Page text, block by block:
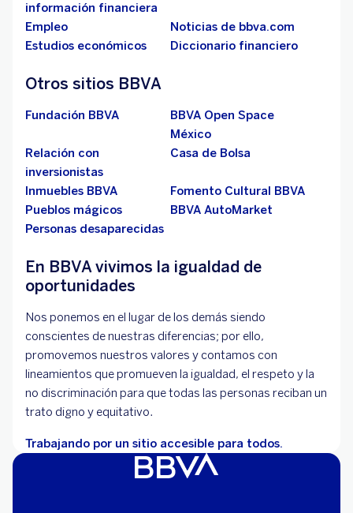
información financiera
Empleo
Noticias de bbva.com
Estudios económicos
Diccionario financiero
Otros sitios BBVA
Fundación BBVA
BBVA Open Space
México
Relación con
inversionistas
Casa de Bolsa
Inmuebles BBVA
Fomento Cultural BBVA
Pueblos mágicos
BBVA AutoMarket
Personas desaparecidas
En BBVA vivimos la igualdad de
oportunidades
Nos ponemos en el lugar de los demás siendo
conscientes de nuestras diferencias; por ello,
promovemos nuestros valores y contamos con
lineamientos que promueven la igualdad, el respeto y la
no discriminación para que todas las personas reciban un
trato digno y equitativo.
Trabajando por un sitio accesible para todos.